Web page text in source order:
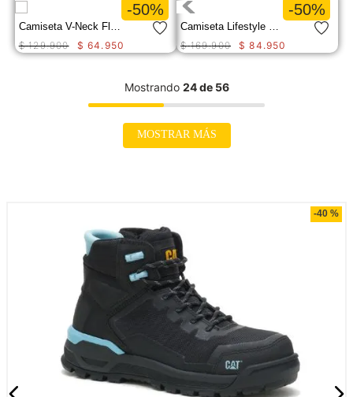
-50%
$ 129.900 $ 64 . 950
-50%
$ 169.900 $ 84 .950
Mostrando 24 de 56
MOSTRAR MÁS
-40 %